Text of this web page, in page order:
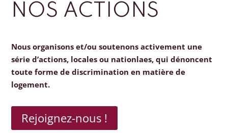
NOS ACTIONS
Nous organisons et/ou soutenons activement une
série d’actions, locales ou nationlaes, qui dénoncent
toute forme de discrimination en matière de
logement.
Rejoignez-nous !